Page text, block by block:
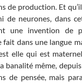
de production. Et qu’il
de neurones, dans
une invention de
fait dans une langue
elle qui est
banalité même,
de pensée, mais